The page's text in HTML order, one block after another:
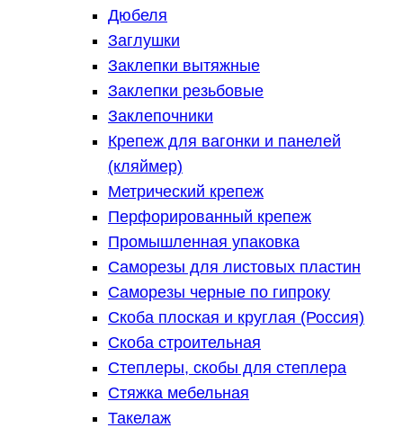
Дюбеля
Заглушки
Заклепки вытяжные
Заклепки резьбовые
Заклепочники
Крепеж для вагонки и панелей
(кляймер)
Метрический крепеж
Перфорированный крепеж
Промышленная упаковка
Саморезы для листовых пластин
Саморезы черные по гипроку
Скоба плоская и круглая (Россия)
Скоба строительная
Степлеры, скобы для степлера
Стяжка мебельная
Такелаж